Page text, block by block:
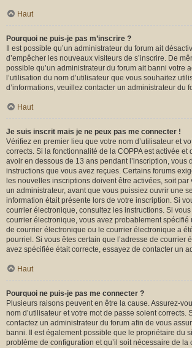
Haut
Pourquoi ne puis-je pas m’inscrire ?
Il est possible qu’un administrateur du forum ait
d’empêcher les nouveaux visiteurs de s’inscrire. De
possible qu’un administrateur du forum ait banni votre
l’utilisation du nom d’utilisateur que vous souhaitez
d’informations, veuillez contacter un administrateur du
Haut
Je suis inscrit mais je ne peux pas me connecter !
Vérifiez en premier lieu que votre nom d’utilisateur et
corrects. Si la fonctionnalité de la COPPA est activée et
avoir en dessous de 13 ans pendant l’inscription, vous
instructions que vous avez reçues. Certains forums
les nouvelles inscriptions doivent être activées, soit
un administrateur, avant que vous puissiez ouvrir une
information était présente lors de votre inscription. Si
courrier électronique, consultez les instructions. Si
courrier électronique, vous avez probablement spécifié
de courrier électronique ou le courrier électronique a
pourriel. Si vous êtes certain que l’adresse de courrier
avez spécifiée était correcte, essayez de contacter un
Haut
Pourquoi ne puis-je pas me connecter ?
Plusieurs raisons peuvent en être la cause. Assurez-
nom d’utilisateur et votre mot de passe soient corrects.
contactez un administrateur du forum afin de vous
banni. Il est également possible que le propriétaire du
problème de configuration et qu’il soit nécessaire de la